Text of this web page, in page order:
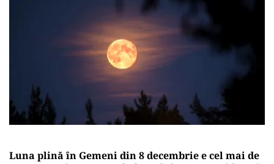
Luna plină în Gemeni din 8 decembrie e cel mai de